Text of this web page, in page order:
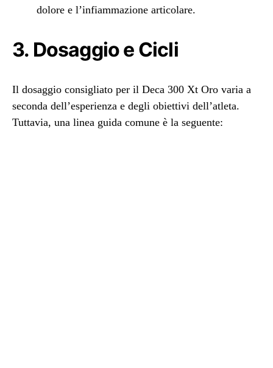
dolore e l’infiammazione articolare.
3. Dosaggio e Cicli
Il dosaggio consigliato per il Deca 300 Xt Oro varia a
seconda dell’esperienza e degli obiettivi dell’atleta.
Tuttavia, una linea guida comune è la seguente: